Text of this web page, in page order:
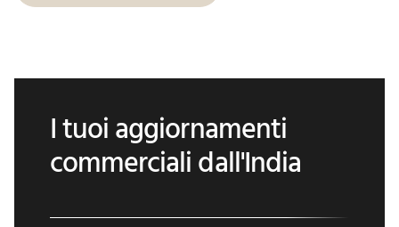
I tuoi aggiornamenti
commerciali dall'India